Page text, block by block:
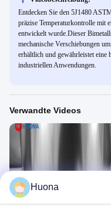
Entdecken Sie den 5J1480
präzise Temperaturkontrolle mit
entwickelt wurde.Dieser
mechanische Verschiebungen
erhältlich und gewährleistet eine
industriellen Anwendungen.
Verwandte Videos
Bimetallstreifen
Huona